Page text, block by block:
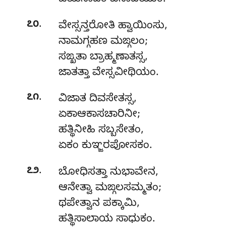
೭೦. ವೇಸ್ಸನ್ತರೋತಿ ಹ್ವಾಯಿಂಸು,
ನಾಮಗ್ಗಹಣ ಮಙ್ಗಲಂ;
ಸಙ್ಖತಾ ಬ್ರಾಹ್ಮಣಾತಸ್ಸ,
ಜಾತತ್ತಾ ವೇಸ್ಸವೀಥಿಯಂ.
೭೧.
ವಿಜಾತ ದಿವಸೇತಸ್ಸ,
ಏಕಾಆಕಾಸಚಾರಿನೀ;
ಹತ್ಥಿನೀಹಿ ಸಬ್ಬಸೇತಂ,
ಏಕಂ ಕುಞ್ಜರಪೋಸಕಂ.
೭೨.
ಬೋಧಿಸತ್ತಾ ನುಭಾವೇನ,
ಆನೇತ್ವಾ ಮಙ್ಗಲಸಮ್ಮತಂ;
ಥಪೇತ್ವಾನ ಪಕ್ಕಾಮಿ,
ಹತ್ಥಿಸಾಲಾಯ ಸಾಧುಕಂ.